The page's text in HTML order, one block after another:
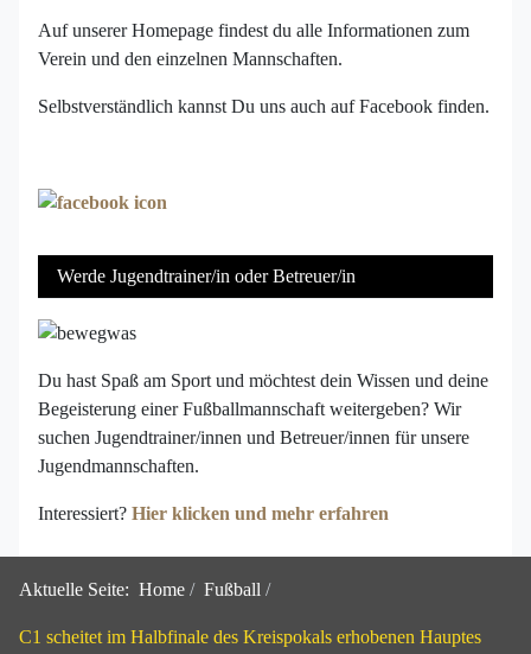
Auf unserer Homepage findest du alle Informationen zum
Verein und den einzelnen Mannschaften.
Selbstverständlich kannst Du uns auch auf Facebook finden.
Werde Jugendtrainer/in oder Betreuer/in
Du hast Spaß am Sport und möchtest dein Wissen und deine
Begeisterung einer Fußballmannschaft weitergeben? Wir
suchen Jugendtrainer/innen und Betreuer/innen für unsere
Jugendmannschaften.
Interessiert? Hier klicken und mehr erfahren
Aktuelle Seite: Home Fußball
C1 scheitet im Halbfinale des Kreispokals erhobenen Hauptes